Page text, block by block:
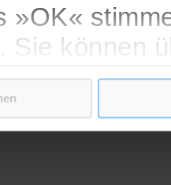
»OK«
Sie können
Cookies